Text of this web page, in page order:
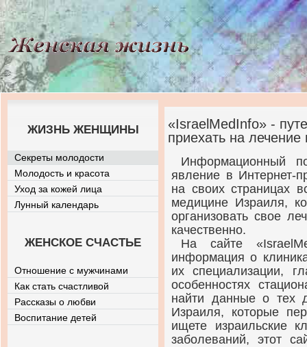
«IsraelMedInfo» -
приехать на лечение
Информационный
явление в Интернет-
на своих страницах
медицине Израиля,
организовать свое
качественно.
На сайте
информация о
их специализации,
особенностях
найти данные о тех
Израиля, которые
ищете израильские
заболеваний, этот
ЖИЗНЬ ЖЕНЩИНЫ
Секреты молодости
Молодость и красота
Уход за кожей лица
Лунный календарь
ЖЕНСКОЕ СЧАСТЬЕ
Отношение с мужчинами
Как стать счастливой
Рассказы о любви
Воспитание детей